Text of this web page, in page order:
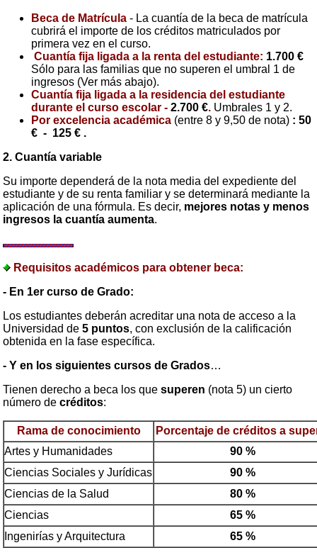
Beca de Matrícula - La cuantía de la beca de matrícula
cubrirá el importe de los créditos matriculados por
primera vez en el curso.
Cuantía fija ligada a la renta del estudiante: 1.700 €
Sólo para las familias que no superen el umbral 1 de
ingresos (Ver más abajo).
Cuantía fija ligada a la residencia del estudiante
durante el curso escolar -2.700 €. Umbrales 1 y 2.
Por excelencia académica (entre 8 y 9,50 de nota) : 50
€ - 125 € .
2. Cuantía variable
Su importe dependerá de la nota media del expediente del
estudiante y de su renta familiar y se determinará mediante la
aplicación de una fórmula. Es decir, mejores notas y menos
ingresos la cuantía aumenta.
Requisitos académicos para obtener beca:
- En 1er curso de Grado:
Los estudiantes deberán acreditar una nota de acceso a la
Universidad de5 puntos, con exclusión de la calificación
obtenida en la fase específica.
- Y en los siguientes cursos de Grados…
Tienen derecho a beca los quesuperen (nota 5) un cierto
número decréditos:
Rama de conocimiento
Porcentaje de créditos a
Artes y Humanidades
90 %
Ciencias Sociales y Jurídicas
90 %
Ciencias de la Salud
80 %
Ciencias
65 %
Ingenirías y Arquitectura
65 %